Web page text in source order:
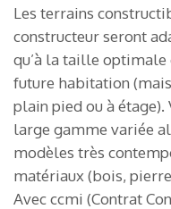
Les terrains
constructeur seront
qu’à la taille optimale
future habitation
plain pied ou à étage).
large gamme variée
modèles très
matériaux (bois,
Avec ccmi (Contrat